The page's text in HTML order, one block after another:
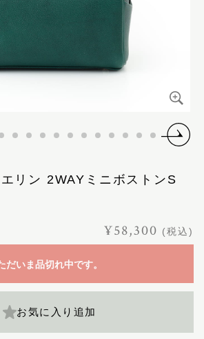
エリン 2WAYミニボストンS
¥58,300 (税込)
だいま品切れ中です。
お気に入り追加